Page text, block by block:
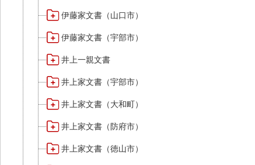
伊藤家文書（山口市）
伊藤家文書（宇部市）
井上一親文書
井上家文書（宇部市）
井上家文書（大和町）
井上家文書（防府市）
井上家文書（徳山市）